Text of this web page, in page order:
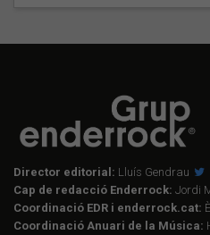
Director editorial: Lluís Gendrau
Cap de redacció Enderrock: Jordi
Coordinació EDR i enderrock.cat:
Coordinació Anuari de la Música: